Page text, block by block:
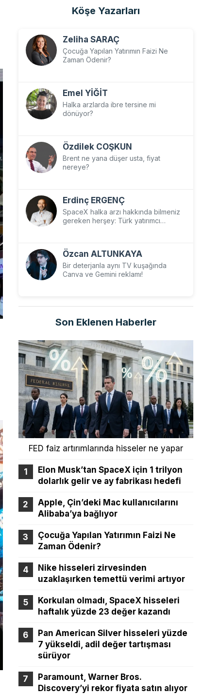
Köşe Yazarları
Zeliha SARAÇ
Çocuğa Yapılan Yatırımın Faizi Ne
Zaman Ödenir?
Emel YİĞİT
Halka arzlarda ibre tersine mi
dönüyor?
Özdilek COŞKUN
Brent ne yana düşer usta, fiyat
nereye?
Erdinç ERGENÇ
SpaceX halka arzı hakkında bilmeniz
gereken herşey: Türk yatırımcı
Özcan ALTUNKAYA
Bir deterjanla aynı TV kuşağında
Canva ve Gemini reklamı!
Son Eklenen Haberler
FED faiz artırımlarında hisseler ne yapar
Elon Musk’tan SpaceX için 1 trilyon
dolarlık gelir ve ay fabrikası hedefi
Apple, Çin’deki Mac kullanıcılarını
Alibaba’ya bağlıyor
Çocuğa Yapılan Yatırımın Faizi Ne
Zaman Ödenir?
Nike hisseleri zirvesinden
uzaklaşırken temettü verimi artıyor
Korkulan olmadı, SpaceX hisseleri
haftalık yüzde 23 değer kazandı
Pan American Silver hisseleri yüzde
7 yükseldi, adil değer tartışması
sürüyor
Paramount, Warner Bros.
Discovery’yi rekor fiyata satın alıyor